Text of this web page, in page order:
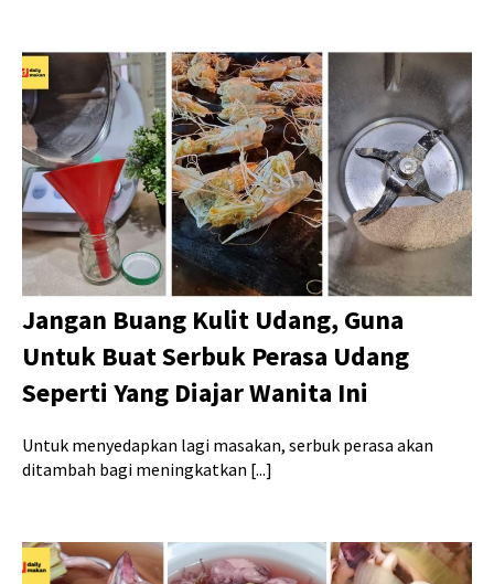
Jangan Buang Kulit Udang, Guna
Untuk Buat Serbuk Perasa Udang
Seperti Yang Diajar Wanita Ini
Untuk menyedapkan lagi masakan, serbuk perasa akan
ditambah bagi meningkatkan [...]